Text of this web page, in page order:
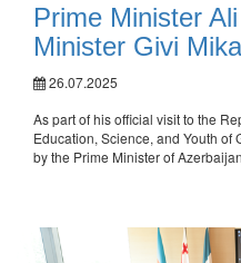
Prime Minister
Minister Givi
26.07.2025
As part of his official visit to the
Education, Science, and Youth of
by the Prime Minister of